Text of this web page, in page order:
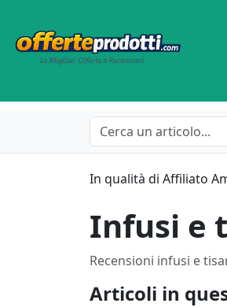
In qualità di Affiliato
Infusi e
Recensioni infusi e
Articoli in